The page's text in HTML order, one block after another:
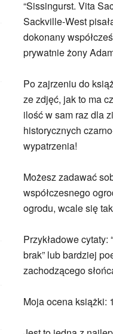
“Sissingurst. Vita
Sackville-West
dokonany
prywatnie żony
Po zajrzeniu do
ze zdjęć, jak to ma
ilość w sam raz dla
historycznych
wypatrzenia!
Możesz zadawać
współczesnego
ogrodu, wcale się
Przykładowe
brak” lub bardziej
zachodzącego
Moja ocena książki: